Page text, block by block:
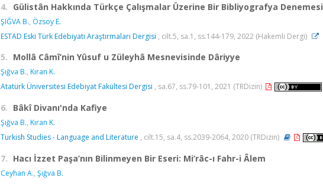
4. Gülistân Hakkında Türkçe Çalışmalar Üzerine Bir Bibliyografya Denemesi
ŞIĞVA B., Özsoy E.
ESTAD Eski Türk Edebiyatı Araştırmaları Dergisi , cilt.5, sa.1, ss.144-179, 2022 (Hakemli Dergi)
5. Mollâ Câmî’nin Yûsuf u Züleyhâ Mesnevisinde Dâriyye
Şığva B., Kıran K.
Atatürk Üniversitesi Edebiyat Fakültesi Dergisi , sa.67, ss.79-101, 2021 (TRDizin)
6. Bâkî Divanı'nda Kafiye
Şığva B., Kıran K.
Turkish Studies - Language and Literature , cilt.15, sa.4, ss.2039-2064, 2020 (TRDizin)
7. Hacı İzzet Paşa’nın Bilinmeyen Bir Eseri: Mi’râc-ı Fahr-i Âlem
Ceyhan A., Şığva B.